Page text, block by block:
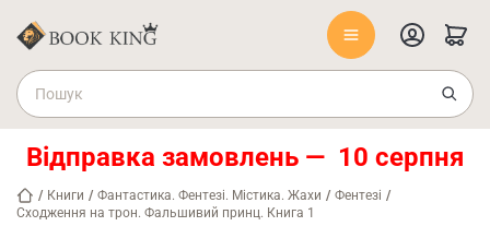
Відправка замовлень — 10 серпня
/ Книги / Фантастика. Фентезі. Містика. Жахи / Фентезі /
Сходження на трон. Фальшивий принц. Книга 1